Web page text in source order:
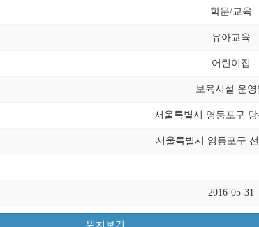
학문/교육
유아교육
어린이집
보육시설 운영
서울특별시 영등포구
서울특별시 영등포구
2016-05-31
위치보기